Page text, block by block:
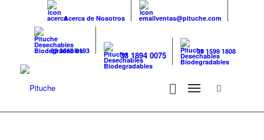
Acerca de Nosotros ventas@pituche.com
33 3666 0193 33 1894 0075 33 1599 1808